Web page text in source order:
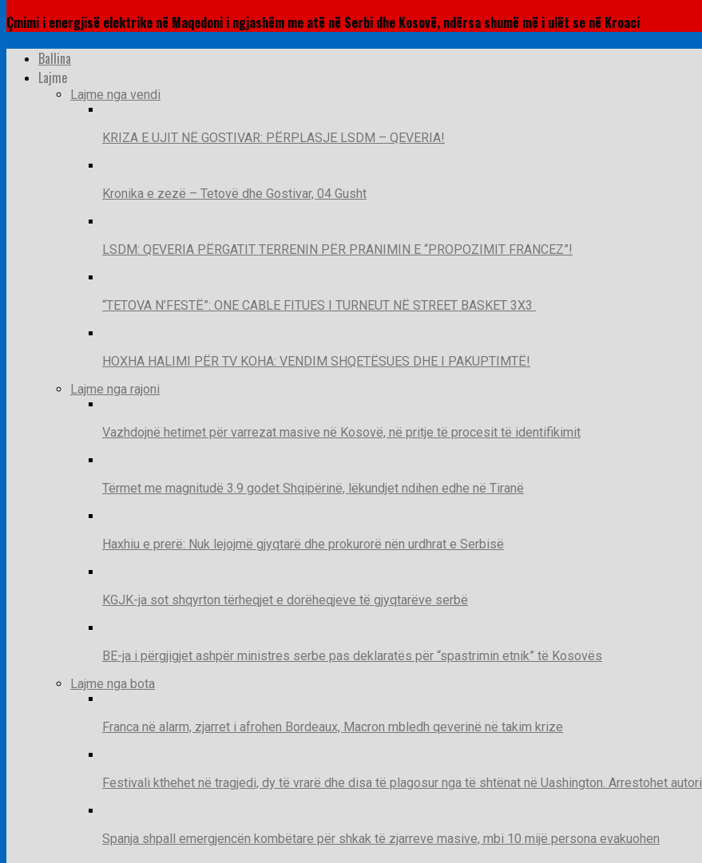
Çmimi i energjisë elektrike në Maqedoni i ngjashëm me atë në Serbi dhe Kosovë, ndërsa shumë më i ulët se në Kroaci
Ballina
Lajme
Lajme nga vendi
KRIZA E UJIT NË GOSTIVAR: PËRPLASJE LSDM – QEVERIA!
Kronika e zezë – Tetovë dhe Gostivar, 04 Gusht
LSDM: QEVERIA PËRGATIT TERRENIN PËR PRANIMIN E “PROPOZIMIT FRANCEZ”!
“TETOVA N’FESTË”: ONE CABLE FITUES I TURNEUT NË STREET BASKET 3X3
HOXHA HALIMI PËR TV KOHA: VENDIM SHQETËSUES DHE I PAKUPTIMTË!
Lajme nga rajoni
Vazhdojnë hetimet për varrezat masive në Kosovë, në pritje të procesit të identifikimit
Tërmet me magnitudë 3.9 godet Shqipërinë, lëkundjet ndihen edhe në Tiranë
Haxhiu e prerë: Nuk lejojmë gjyqtarë dhe prokurorë nën urdhrat e Serbisë
KGJK-ja sot shqyrton tërheqjet e dorëheqjeve të gjyqtarëve serbë
BE-ja i përgjigjet ashpër ministres serbe pas deklaratës për “spastrimin etnik” të Kosovës
Lajme nga bota
Franca në alarm, zjarret i afrohen Bordeaux, Macron mbledh qeverinë në takim krize
Festivali kthehet në tragjedi, dy të vrarë dhe disa të plagosur nga të shtënat në Uashington. Arrestohet autori
Spanja shpall emergjencën kombëtare për shkak të zjarreve masive, mbi 10 mijë persona evakuohen